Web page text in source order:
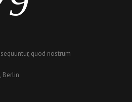
quod nostrum
Berlin